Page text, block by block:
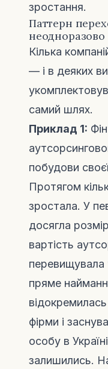
зростання.
Паттерн
неодноразово
Кілька
— і в деяких
самий шлях.
Приклад 1:
побудови
Протягом
зростала. У
досягла
вартість
пряме
фірми і
особу в
залишились.